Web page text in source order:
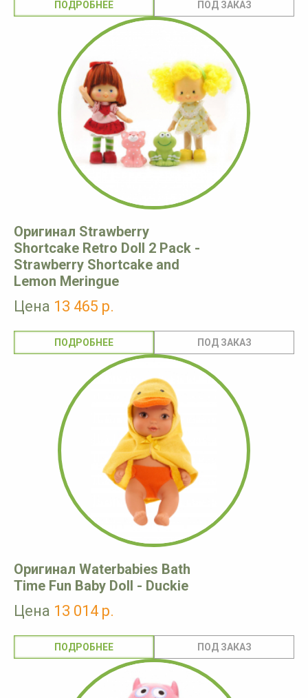
ПОДРОБНЕЕ
Оригинал Strawberry
Shortcake Retro Doll 2 Pack -
Strawberry Shortcake and
Lemon Meringue
Цена 13 465 р.
ПОДРОБНЕЕ
Оригинал Waterbabies Bath
Time Fun Baby Doll - Duckie
Цена 13 014 р.
ПОДРОБНЕЕ